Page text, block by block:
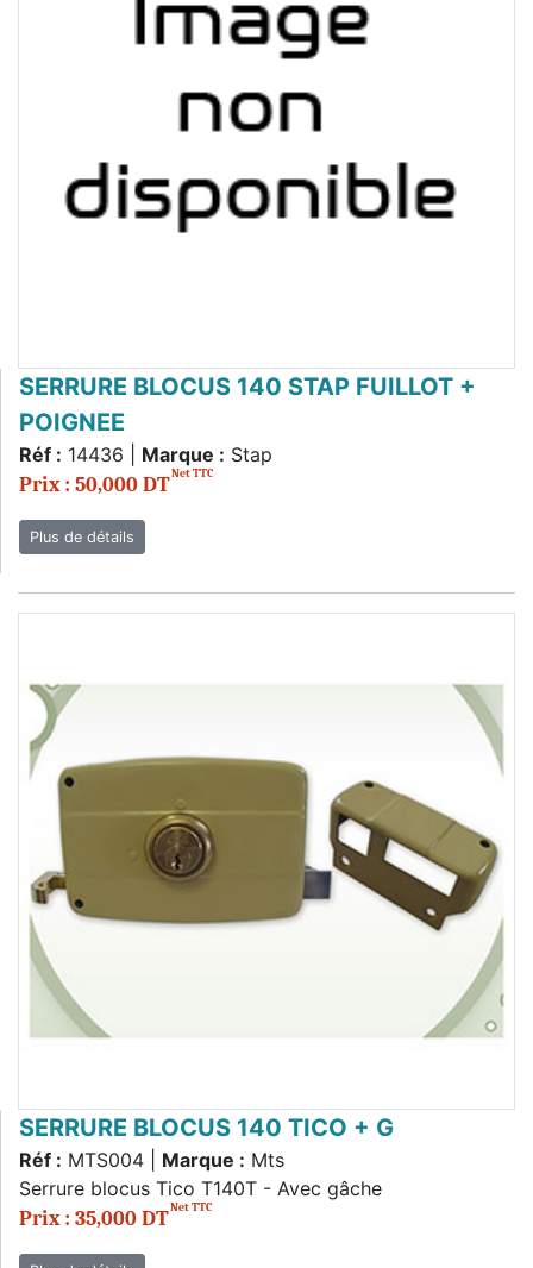
SERRURE BLOCUS 140 STAP FUILLOT +
POIGNEE
Réf : 14436 | Marque : Stap
Prix : 50,000 DTNet TTC
Plus de détails
SERRURE BLOCUS 140 TICO + G
Réf : MTS004 | Marque : Mts
Serrure blocus Tico T140T - Avec gâche
Prix : 35,000 DTNet TTC